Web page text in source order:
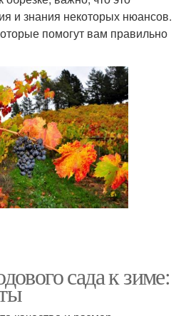
и знания некоторых нюансов.
помогут вам правильно
сада к зиме: